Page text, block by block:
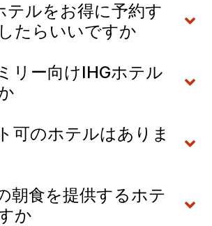
テルをお得に予約す
たらいいですか
リー向けIHGホテル
可のホテルはありま
朝食を提供するホテ
か